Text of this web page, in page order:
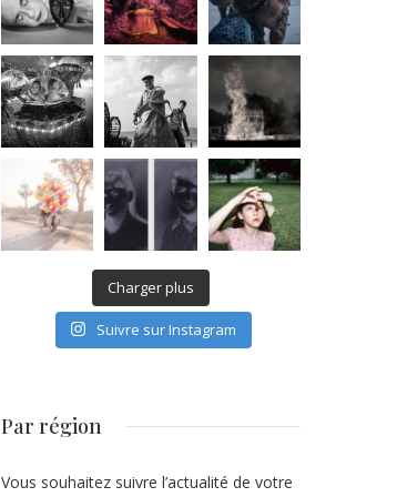
Charger plus
Suivre sur Instagram
Par région
Vous souhaitez suivre l’actualité de votre